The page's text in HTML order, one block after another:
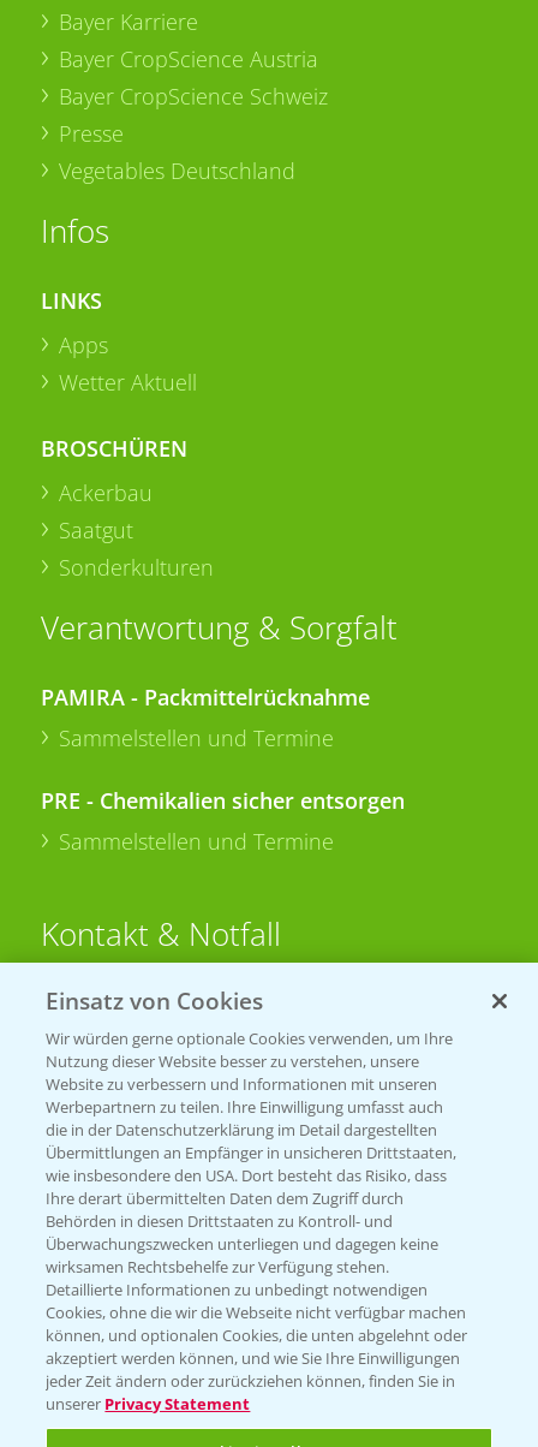
Bayer Karriere
Bayer CropScience Austria
Bayer CropScience Schweiz
Presse
Vegetables Deutschland
Infos
LINKS
Apps
Wetter Aktuell
BROSCHÜREN
Ackerbau
Saatgut
Sonderkulturen
Verantwortung & Sorgfalt
PAMIRA - Packmittelrücknahme
Sammelstellen und Termine
PRE - Chemikalien sicher entsorgen
Sammelstellen und Termine
Kontakt & Notfall
Beratung auf WhatsApp
T.+49 (0)174 346 564 1
KONTAKT
Hilfe in Notfällen
T.+49 (0)214/30-20220
Folgen Sie uns
Einsatz von Cookies
Wir würden gerne optionale Cookies verwenden, um Ihre
Nutzung dieser Website besser zu verstehen, unsere
Website zu verbessern und Informationen mit unseren
Werbepartnern zu teilen. Ihre Einwilligung umfasst auch
die in der Datenschutzerklärung im Detail dargestellten
Übermittlungen an Empfänger in unsicheren Drittstaaten,
wie insbesondere den USA. Dort besteht das Risiko, dass
Ihre derart übermittelten Daten dem Zugriff durch
Behörden in diesen Drittstaaten zu Kontroll- und
Überwachungszwecken unterliegen und dagegen keine
wirksamen Rechtsbehelfe zur Verfügung stehen.
Detaillierte Informationen zu unbedingt notwendigen
Cookies, ohne die wir die Webseite nicht verfügbar machen
können, und optionalen Cookies, die unten abgelehnt oder
akzeptiert werden können, und wie Sie Ihre Einwilligungen
jeder Zeit ändern oder zurückziehen können, finden Sie in
unserer Privacy Statement